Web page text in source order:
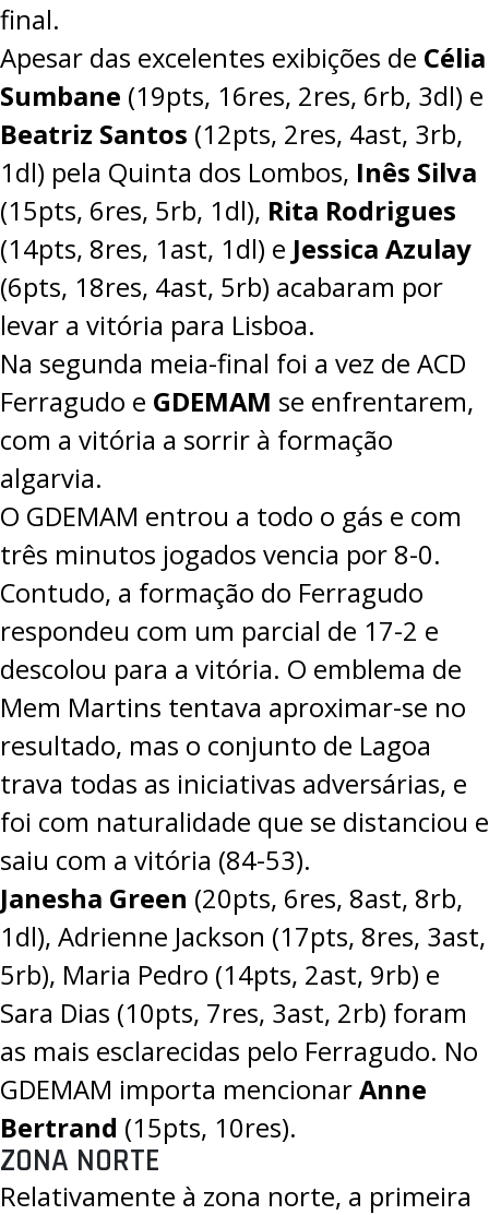
final.
Apesar das excelentes exibições de Célia
Sumbane (19pts, 16res, 2res, 6rb, 3dl) e
Beatriz Santos (12pts, 2res, 4ast, 3rb,
1dl) pela Quinta dos Lombos, Inês Silva
(15pts, 6res, 5rb, 1dl), Rita Rodrigues
(14pts, 8res, 1ast, 1dl) e Jessica Azulay
(6pts, 18res, 4ast, 5rb) acabaram por
levar a vitória para Lisboa.
Na segunda meia-final foi a vez de ACD
Ferragudo e GDEMAM se enfrentarem,
com a vitória a sorrir à formação
algarvia.
O GDEMAM entrou a todo o gás e com
três minutos jogados vencia por 8-0.
Contudo, a formação do Ferragudo
respondeu com um parcial de 17-2 e
descolou para a vitória. O emblema de
Mem Martins tentava aproximar-se no
resultado, mas o conjunto de Lagoa
trava todas as iniciativas adversárias, e
foi com naturalidade que se distanciou e
saiu com a vitória (84-53).
Janesha Green (20pts, 6res, 8ast, 8rb,
1dl), Adrienne Jackson (17pts, 8res, 3ast,
5rb), Maria Pedro (14pts, 2ast, 9rb) e
Sara Dias (10pts, 7res, 3ast, 2rb) foram
as mais esclarecidas pelo Ferragudo. No
GDEMAM importa mencionarAnne
Bertrand (15pts, 10res).
ZONA NORTE
Relativamente à zona norte, a primeira